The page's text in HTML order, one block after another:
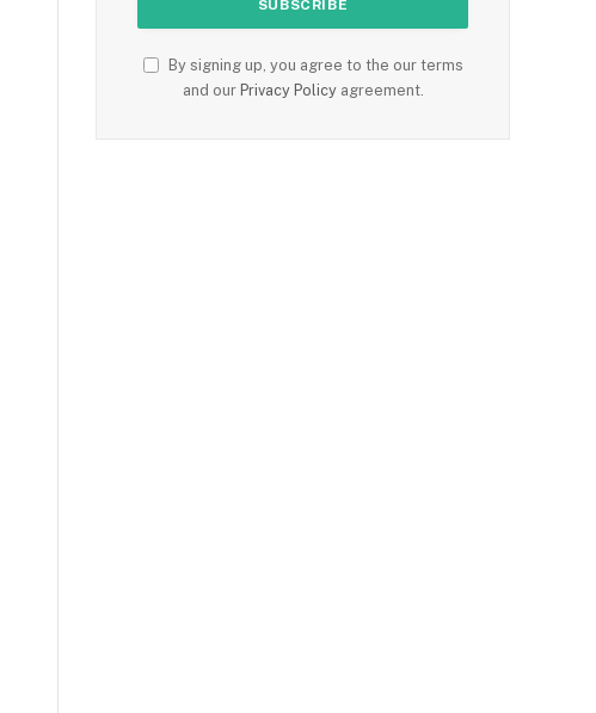
By signing up, you agree to the our terms
and our Privacy Policyagreement.